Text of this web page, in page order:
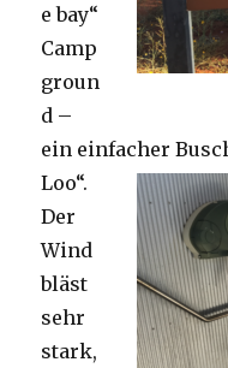
e bay“
Camp
groun
d –
ein einfacher
Loo“.
Der
Wind
bläst
sehr
stark,